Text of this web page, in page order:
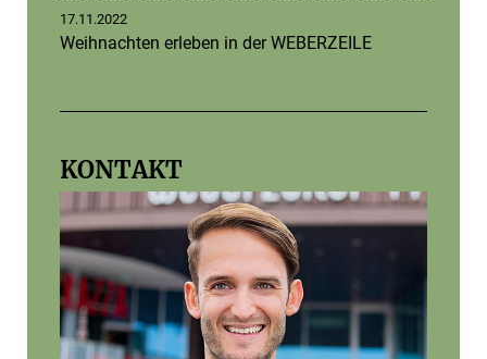
17.11.2022
Weihnachten erleben in der WEBERZEILE
KONTAKT